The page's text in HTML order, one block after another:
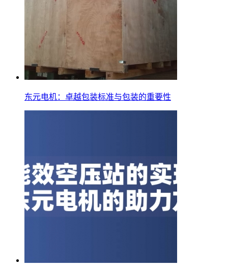
东元电机：卓越包装标准与包装的重要性